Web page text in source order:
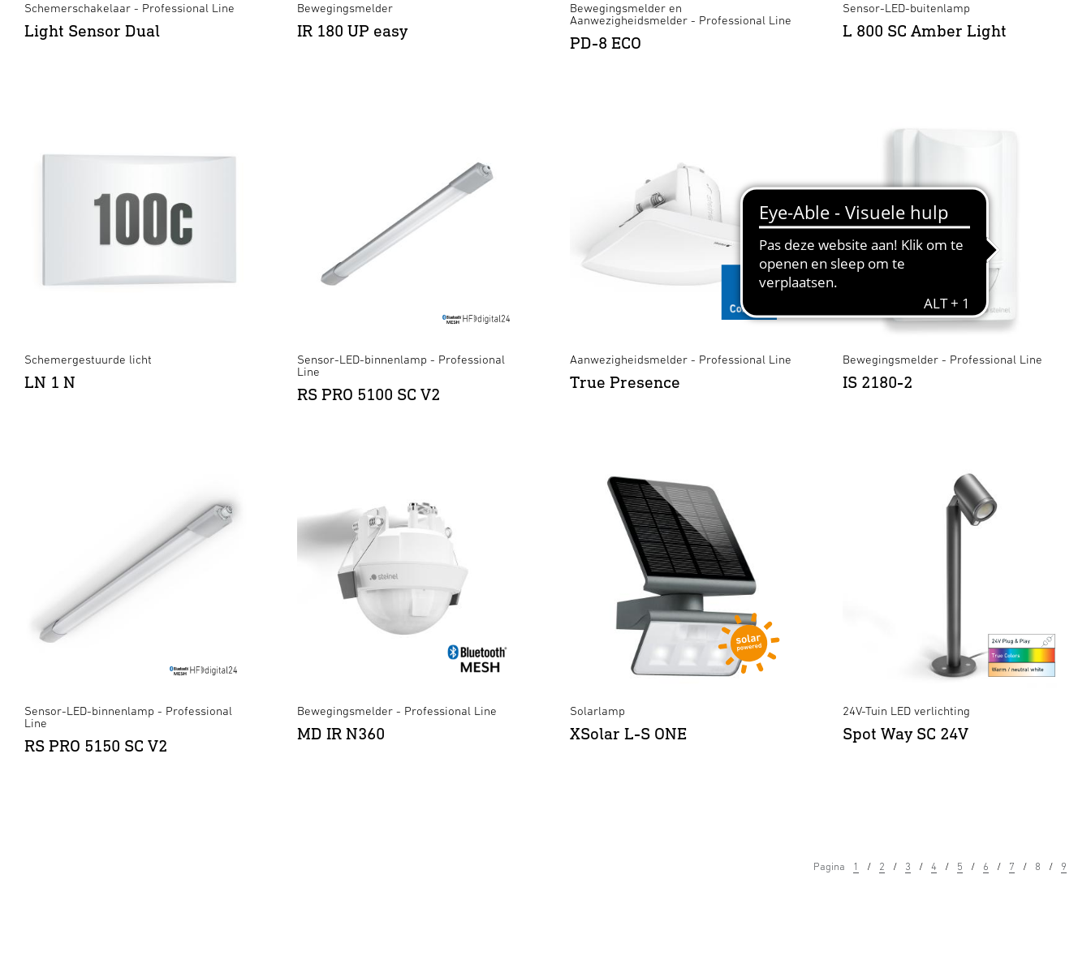
Schemerschakelaar - Professional Line
Light Sensor Dual
Bewegingsmelder
IR 180 UP easy
Bewegingsmelder en
Aanwezigheidsmelder - Professional Line
PD-8 ECO
Sensor-LED-buitenlamp
L 800 SC Amber Light
Schemergestuurde licht
LN 1 N
Sensor-LED-binnenlamp - Professional
Line
RS PRO 5100 SC V2
Aanwezigheidsmelder - Professional Line
True Presence
Bewegingsmelder - Professional Line
IS 2180-2
Sensor-LED-binnenlamp - Professional
Line
RS PRO 5150 SC V2
Bewegingsmelder - Professional Line
MD IR N360
Solarlamp
XSolar L-S ONE
24V-Tuin LED verlichting
Spot Way SC 24V
Pagina 1 2 3 4 5 6 7 8 9